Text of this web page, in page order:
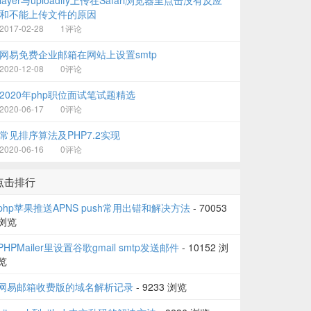
和不能上传文件的原因
2017-02-28 1评论
网易免费企业邮箱在网站上设置smtp
2020-12-08 0评论
2020年php职位面试笔试题精选
2020-06-17 0评论
常见排序算法及PHP7.2实现
2020-06-16 0评论
击排行
苹果推送APNS push常用出错和解决方法- 70053
览
里设置谷歌gmail smtp发送邮件 - 10152 浏
易邮箱收费版的域名解析记录 - 9233 浏览